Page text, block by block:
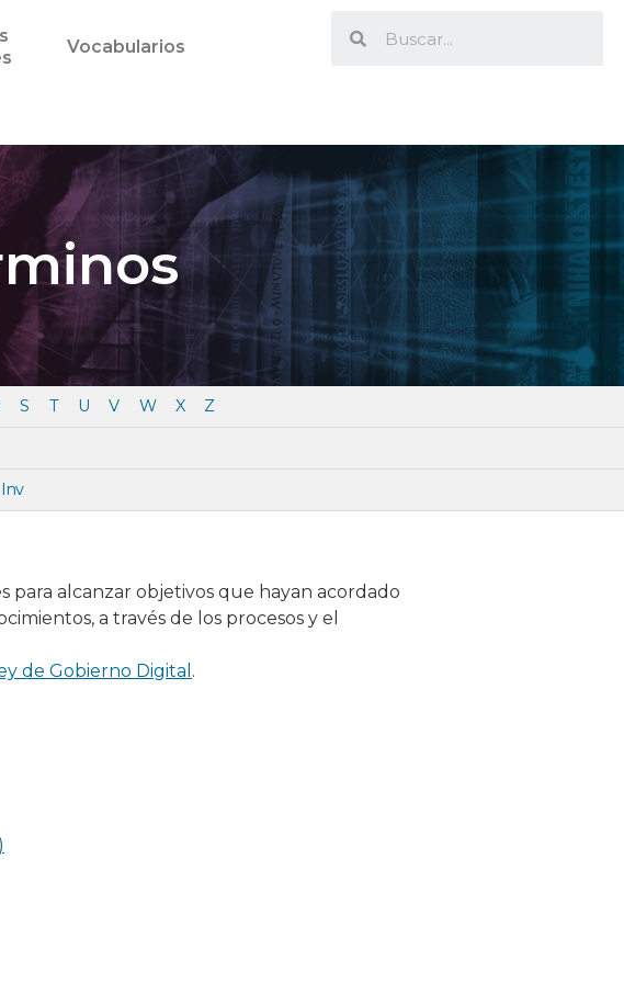
Vocabularios
S T U V W X Z
Inv
para alcanzar objetivos que hayan acordado
a través de los procesos y el
de Gobierno Digital .